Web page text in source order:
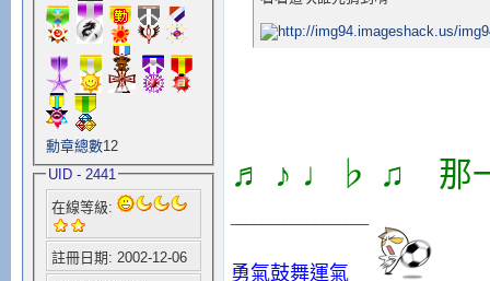
勳章總數12
UID - 2441
在線等級:
註冊日期: 2002-12-06
♬ ♪ ♩♭ ♫ 那
勇氣鼓舞運氣